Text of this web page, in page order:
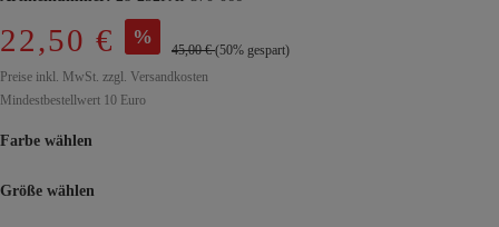
22,50 € %
45,00 €(50% gespart)
Preise inkl. MwSt. zzgl. Versandkosten
Mindestbestellwert 10 Euro
Farbe wählen
Größe wählen